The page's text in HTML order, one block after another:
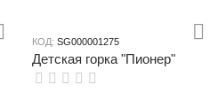
КОД: SG000001275
Детская горка "Пионер"